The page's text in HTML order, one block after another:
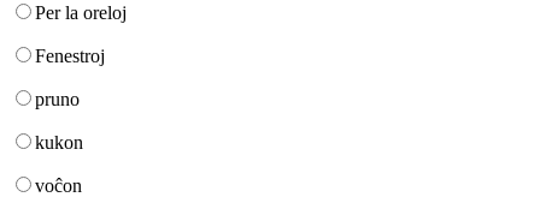
Per la oreloj
Fenestroj
pruno
kukon
voĉon